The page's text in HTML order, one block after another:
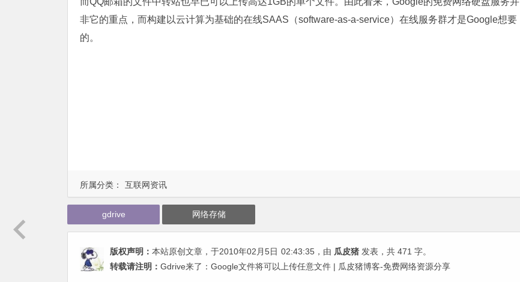
非它的重点，而构建以云计算为基础的在线SAAS（software-as-a-service）在线服务群才是Google想要
的。
所属分类： 互联网资讯
gdrive 网络存储
版权声明： 本站原创文章，于2010年02月5日 02:43:35 ，由 瓜皮猪 发表，共 471 字。
转载请注明： Gdrive来了：Google文件将可以上传任意文件 | 瓜皮猪博客-免费网络资源分享